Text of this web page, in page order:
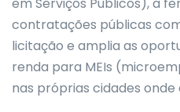
contratações públicas
licitação e amplia as
renda para MEIs
nas próprias cidades onde